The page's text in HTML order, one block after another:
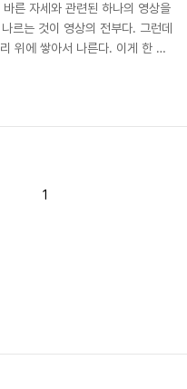
른 자세와 관련된 하나의 영상을
르는 것이 영상의 전부다. 그런데
위에 쌓아서 나른다. 이게 한 두
나머지 10개의 벽돌을 기어코 얹
..
1